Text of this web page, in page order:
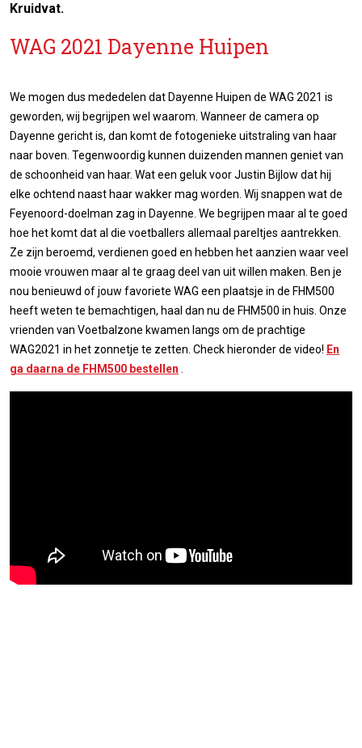
Kruidvat.
WAG 2021 Dayenne Huipen
We mogen dus mededelen dat Dayenne Huipen de WAG 2021 is
geworden, wij begrijpen wel waarom. Wanneer de camera op
Dayenne gericht is, dan komt de fotogenieke uitstraling van haar
naar boven. Tegenwoordig kunnen duizenden mannen geniet van
de schoonheid van haar. Wat een geluk voor Justin Bijlow dat hij
elke ochtend naast haar wakker mag worden. Wij snappen wat de
Feyenoord-doelman zag in Dayenne. We begrijpen maar al te goed
hoe het komt dat al die voetballers allemaal pareltjes aantrekken.
Ze zijn beroemd, verdienen goed en hebben het aanzien waar veel
mooie vrouwen maar al te graag deel van uit willen maken. Ben je
nou benieuwd of jouw favoriete WAG een plaatsje in de FHM500
heeft weten te bemachtigen, haal dan nu de FHM500 in huis. Onze
vrienden van Voetbalzone kwamen langs om de prachtige
WAG2021 in het zonnetje te zetten. Check hieronder de video! En
ga daarna de FHM500 bestellen